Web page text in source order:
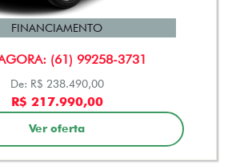
FINANCIAMENTO